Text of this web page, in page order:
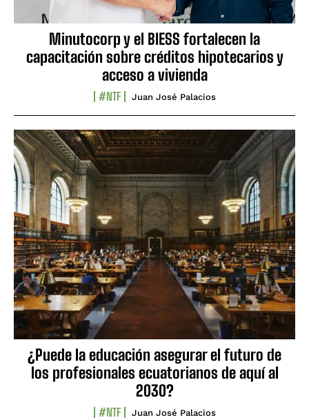
Minutocorp y el BIESS fortalecen la
capacitación sobre créditos hipotecarios y
acceso a vivienda
#NTF Juan José Palacios
¿Puede la educación asegurar el futuro de
los profesionales ecuatorianos de aquí al
2030?
#NTF Juan José Palacios